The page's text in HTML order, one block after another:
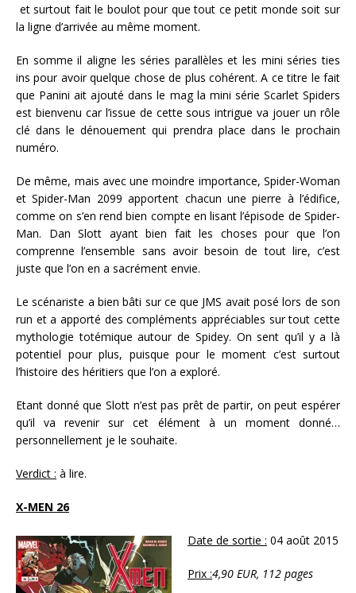
et surtout fait le boulot pour que tout ce petit monde soit sur
la ligne d’arrivée au même moment.
En somme il aligne les séries parallèles et les mini séries ties
ins pour avoir quelque chose de plus cohérent. A ce titre le fait
que Panini ait ajouté dans le mag la mini série Scarlet Spiders
est bienvenu car l’issue de cette sous intrigue va jouer un rôle
clé dans le dénouement qui prendra place dans le prochain
numéro.
De même, mais avec une moindre importance, Spider-Woman
et Spider-Man 2099 apportent chacun une pierre à l’édifice,
comme on s’en rend bien compte en lisant l’épisode de Spider-
Man. Dan Slott ayant bien fait les choses pour que l’on
comprenne l’ensemble sans avoir besoin de tout lire, c’est
juste que l’on en a sacrément envie.
Le scénariste a bien bâti sur ce que JMS avait posé lors de son
run et a apporté des compléments appréciables sur tout cette
mythologie totémique autour de Spidey. On sent qu’il y a là
potentiel pour plus, puisque pour le moment c’est surtout
l’histoire des héritiers que l’on a exploré.
Etant donné que Slott n’est pas prêt de partir, on peut espérer
qu’il va revenir sur cet élément à un moment donné…
personnellement je le souhaite.
Verdict : à lire.
X-MEN 26
Date de sortie : 04 août 2015
Prix :4,90 EUR, 112 pages